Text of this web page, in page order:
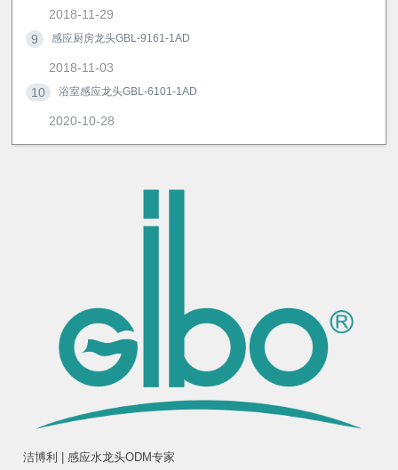
2018-11-29
9
感应厨房龙头GBL-9161-1AD
2018-11-03
10
浴室感应龙头GBL-6101-1AD
2020-10-28
洁博利 | 感应水龙头ODM专家